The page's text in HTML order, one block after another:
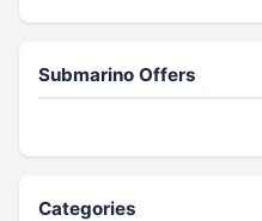
Submarino Offers
Categories